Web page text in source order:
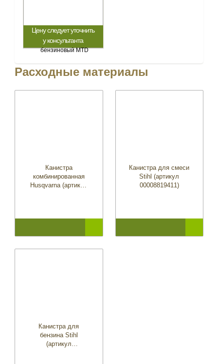
Цену следует уточнить
у консультанта
Расходные материалы
Канистра
комбинированная
Husqvarna (артикул
Канистра для смеси
Stihl (артикул
00008819411)
Канистра для
бензина Stihl
(артикул